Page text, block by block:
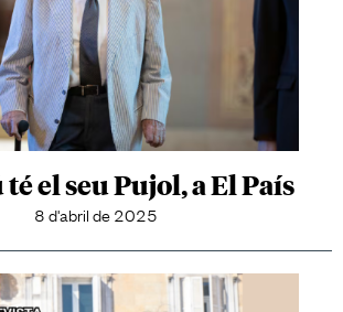
té el seu Pujol, a El País
8 d'abril de 2025